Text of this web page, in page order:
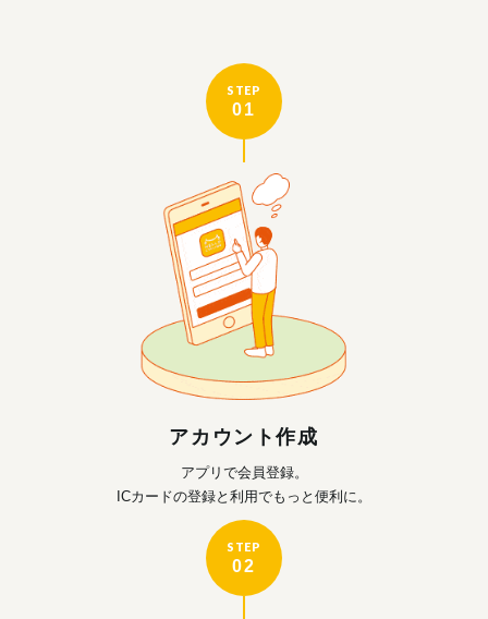
STEP
01
アカウント作成
アプリで会員登録。
ICカードの登録と利用でもっと便利に。
STEP
02